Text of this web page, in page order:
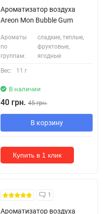
Ароматизатор воздуха
Areon Mon Bubble Gum
Ароматы
по
группам:
сладкие, теплые,
фруктовые,
ягодные
Вес: 11 г
В наличии
40 грн. 45 грн.
В корзину
Купить в 1 клик
1
Ароматизатор воздуха